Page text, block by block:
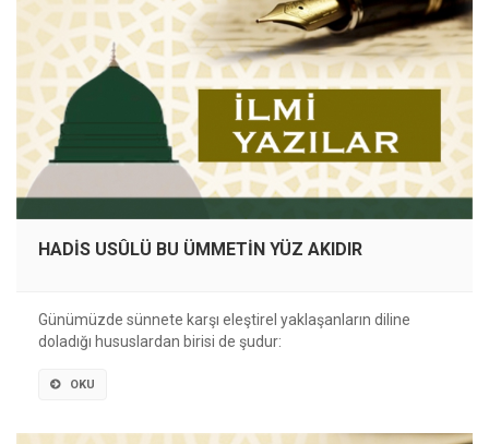
HADİS USÛLÜ BU ÜMMETİN YÜZ AKIDIR
Günümüzde sünnete karşı eleştirel yaklaşanların diline
doladığı hususlardan birisi de şudur:
OKU